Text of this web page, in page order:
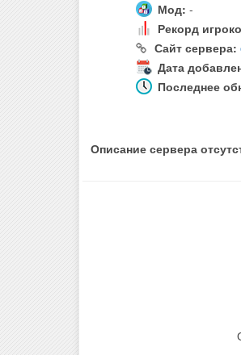
Мод: -
Рекорд
Сайт сервера:
Дата
Последнее
Описание сервера